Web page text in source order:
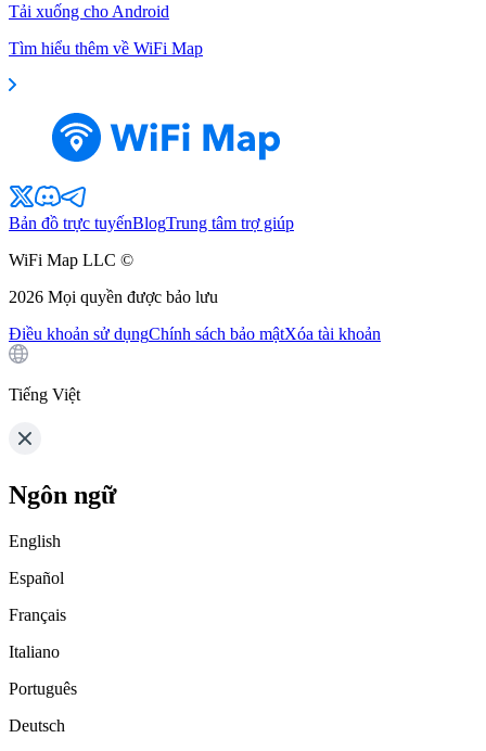
Tải xuống cho Android
Tìm hiểu thêm về WiFi Map
Bản đồ trực tuyếnBlogTrung tâm trợ giúp
WiFi Map LLC ©
2026 Mọi quyền được bảo lưu
Điều khoản sử dụngChính sách bảo mậtXóa tài khoản
Tiếng Việt
Ngôn ngữ
English
Español
Français
Italiano
Português
Deutsch